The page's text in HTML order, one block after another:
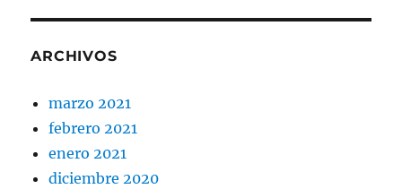
ARCHIVOS
marzo 2021
febrero 2021
enero 2021
diciembre 2020